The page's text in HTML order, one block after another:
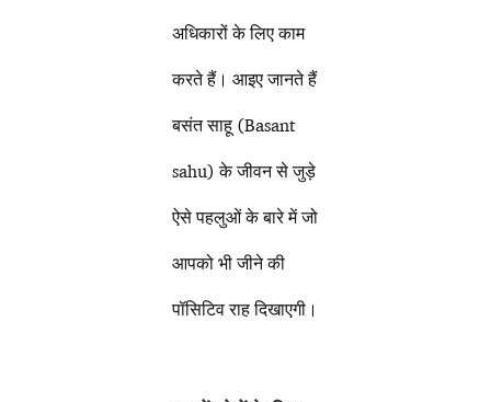
अधिकारों के लिए काम
करते हैं। आइए जानते हैं
बसंत साहू (Basant
sahu) के जीवन से जुड़े
ऐसे पहलुओं के बारे में जो
आपको भी जीने की
पॉसिटिव राह दिखाएगी।